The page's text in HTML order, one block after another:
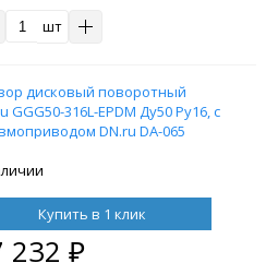
шт
дисковый поворотный
GGG50-316L-EPDM Ду50 Ру16, с
DN.ru DA-065
4M310-08
AFC2000Купить в 1 клик
232 ₽